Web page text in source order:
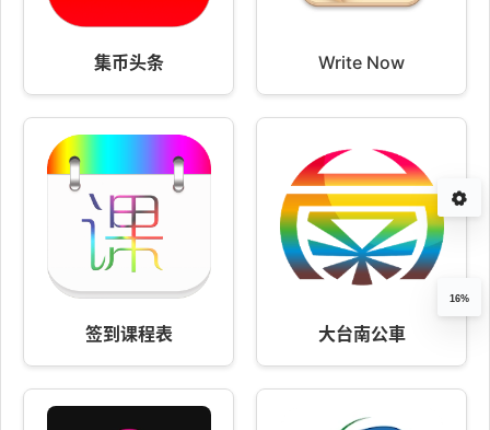
集币头条 Write Now
签到课程表 大台南公車
16%